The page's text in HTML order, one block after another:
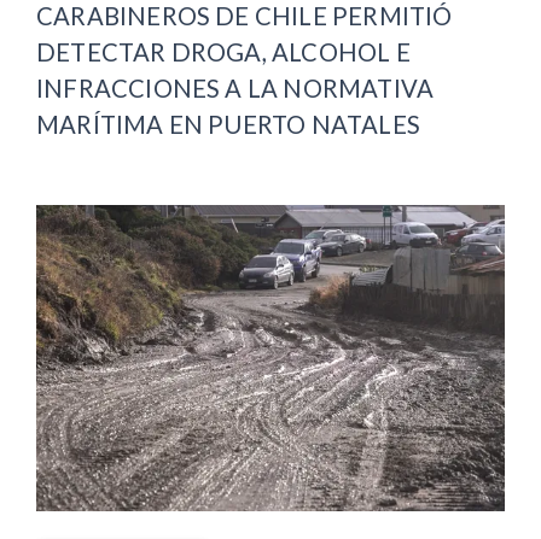
CARABINEROS DE CHILE PERMITIÓ
DETECTAR DROGA, ALCOHOL E
INFRACCIONES A LA NORMATIVA
MARÍTIMA EN PUERTO NATALES